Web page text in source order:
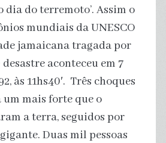
dia do terremoto’. Assim o
mundiais da UNESCO
jamaicana tragada por
aconteceu em 7
às 11hs40′. Três choques
mais forte que o
a terra, seguidos por
Duas mil pessoas